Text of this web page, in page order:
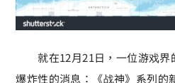
就在12月21日，一位游戏界
爆炸性的消息：《战神》系列的